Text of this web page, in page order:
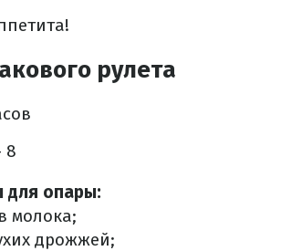
рулета
8
для опары:
молока;
дрожжей;